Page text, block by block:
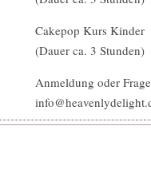
Cakepop
(Dauer ca. 3 Stunden)
Anmeldung oder